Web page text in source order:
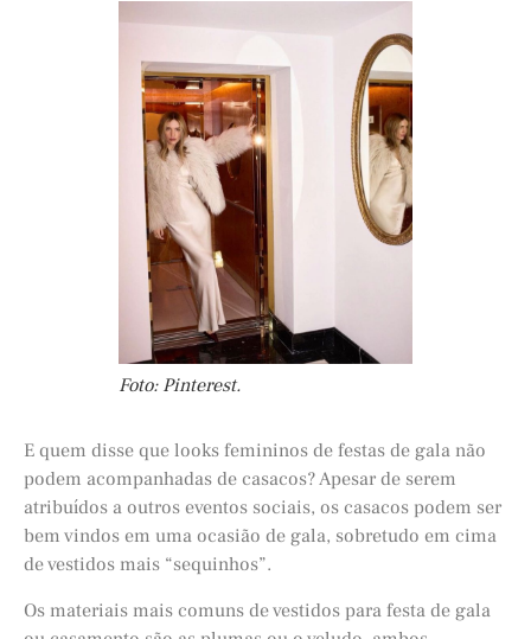
Foto: Pinterest.
E quem disse que looks femininos de festas de gala não
podem acompanhadas de casacos? Apesar de serem
atribuídos a outros eventos sociais, os casacos podem ser
bem vindos em uma ocasião de gala, sobretudo em cima
de vestidos mais “sequinhos”.
Os materiais mais comuns de vestidos para festa de gala